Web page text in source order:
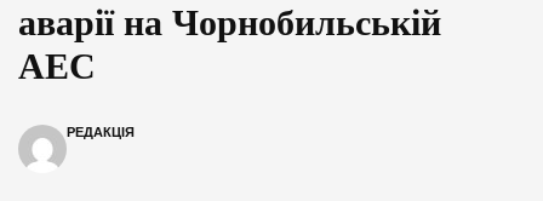
аварії на Чорнобильській
АЕС
РЕДАКЦІЯ